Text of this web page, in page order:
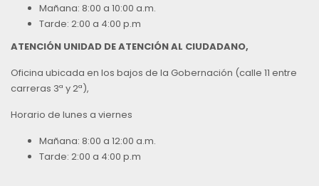
Mañana: 8:00 a 10:00 a.m.
Tarde: 2:00 a 4:00 p.m
ATENCIÓN UNIDAD DE ATENCIÓN AL CIUDADANO,
Oficina ubicada en los bajos de la Gobernación (calle 11 entre
carreras 3ª y 2ª),
Horario de lunes a viernes
Mañana: 8:00 a 12:00 a.m.
Tarde: 2:00 a 4:00 p.m